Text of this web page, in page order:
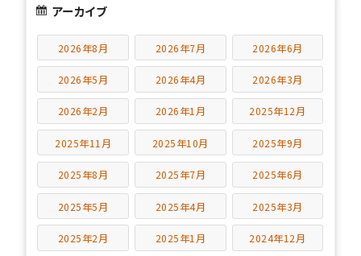
アーカイブ
2026年8月 2026年7月 2026年6月
2026年5月 2026年4月 2026年3月
2026年2月 2026年1月 2025年12月
2025年11月 2025年10月 2025年9月
2025年8月 2025年7月 2025年6月
2025年5月 2025年4月 2025年3月
2025年2月 2025年1月 2024年12月